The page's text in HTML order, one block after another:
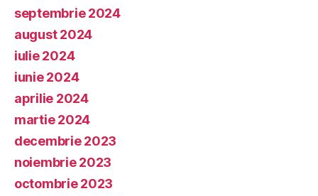
septembrie 2024
august 2024
iulie 2024
iunie 2024
aprilie 2024
martie 2024
decembrie 2023
noiembrie 2023
octombrie 2023